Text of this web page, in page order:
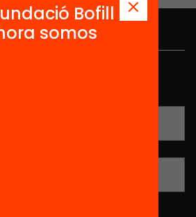
y proyectos para
Bofill
somos